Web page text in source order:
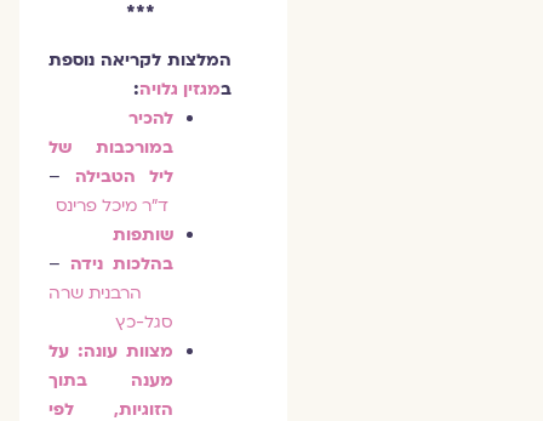
***
המלצות לקריאה נוספת
מגזין גלויה:
להכיר
במורכבות של
ליל הטבילה–
ד"ר מיכל פרינס
שותפות
בהלכות נידה–
הרבנית שרה
סגל-כץ
מצוות עונה: על
מענה בתוך
הזוגיות, לפי